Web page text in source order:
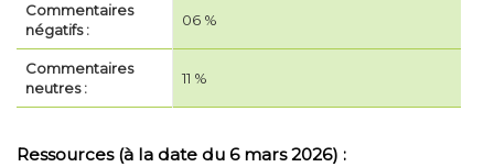
Commentaires
négatifs :
06 %
Commentaires
neutres :
11 %
Ressources (à la date du 6 mars 2026) :